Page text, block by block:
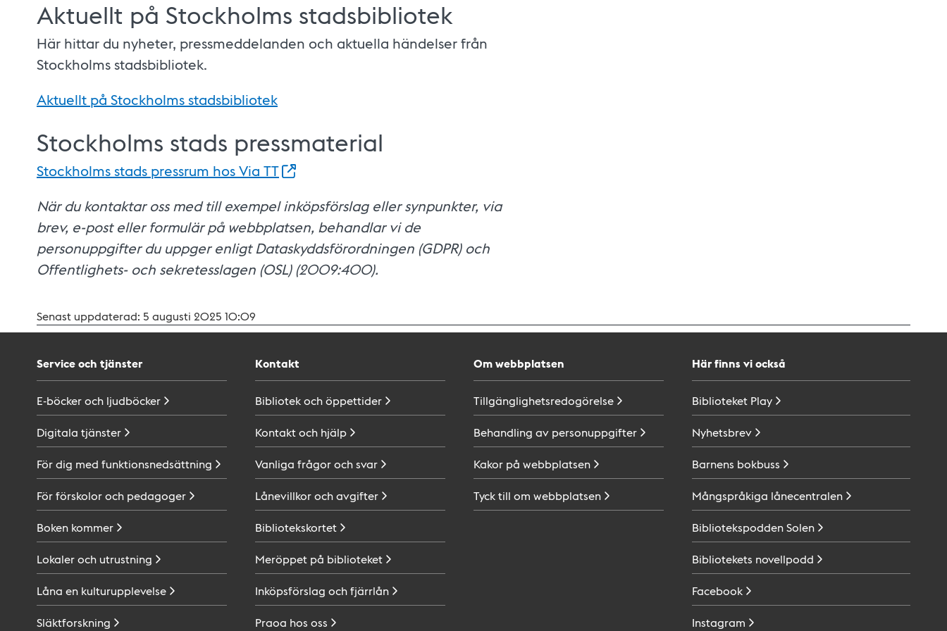
Aktuellt på Stockholms stadsbibliotek
Här hittar du nyheter, pressmeddelanden och aktuella händelser från
Stockholms stadsbibliotek.
Aktuellt på Stockholms stadsbibliotek
Stockholms stads pressmaterial
Stockholms stads pressrum hos Via TT
När du kontaktar oss med till exempel inköpsförslag eller synpunkter, via
brev, e-post eller formulär på webbplatsen, behandlar vi de
personuppgifter du uppger enligt Dataskyddsförordningen (GDPR) och
Offentlighets- och sekretesslagen (OSL) (2009:400).
Senast uppdaterad: 5 augusti 2025 10:09
Service och tjänster
E-böcker och ljudböcker
Digitala tjänster
För dig med funktionsnedsättning
För förskolor och pedagoger
Boken kommer
Lokaler och utrustning
Låna en kulturupplevelse
Släktforskning
Kontakt
Bibliotek ochöppettider
Kontakt och hjälp
Vanliga frågor ochsvar
Lånevillkor ochavgifter
Bibliotekskortet
Meröppet på biblioteket
Inköpsförslag ochfjärrlån
Praoa hos oss
Om webbplatsen
Tillgänglighetsredogörelse
Behandling av personuppgifter
Kakor på webbplatsen
Tyck till om webbplatsen
Här finns vi också
Biblioteket Play
Nyhetsbrev
Barnens bokbuss
Mångspråkiga lånecentralen
BibliotekspoddenSolen
Bibliotekets novellpodd
Facebook
Instagram